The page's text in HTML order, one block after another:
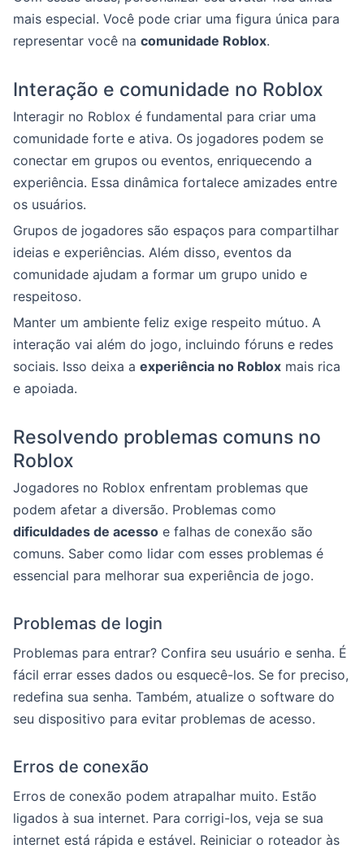
mais especial. Você pode criar uma figura única para
representar você na comunidade Roblox.
Interação e comunidade no Roblox
Interagir no Roblox é fundamental para criar uma
comunidade forte e ativa. Os jogadores podem se
conectar em grupos ou eventos, enriquecendo a
experiência. Essa dinâmica fortalece amizades entre
os usuários.
Grupos de jogadores são espaços para compartilhar
ideias e experiências. Além disso, eventos da
comunidade ajudam a formar um grupo unido e
respeitoso.
Manter um ambiente feliz exige respeito mútuo. A
interação vai além do jogo, incluindo fóruns e redes
sociais. Isso deixa a experiência no Roblox mais rica
e apoiada.
Resolvendo problemas comuns no
Roblox
Jogadores no Roblox enfrentam problemas que
podem afetar a diversão. Problemas como
dificuldades de acesso e falhas de conexão são
comuns. Saber como lidar com esses problemas é
essencial para melhorar sua experiência de jogo.
Problemas de login
Problemas para entrar? Confira seu usuário e senha. É
fácil errar esses dados ou esquecê-los. Se for preciso,
redefina sua senha. Também, atualize o software do
seu dispositivo para evitar problemas de acesso.
Erros de conexão
Erros de conexão podem atrapalhar muito. Estão
ligados à sua internet. Para corrigi-los, veja se sua
internet está rápida e estável. Reiniciar o roteador às